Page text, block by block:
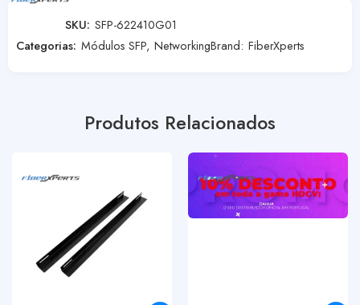
SKU: SFP-622410G01
Categorias: Módulos SFP, NetworkingBrand: FiberXperts
Produtos Relacionados